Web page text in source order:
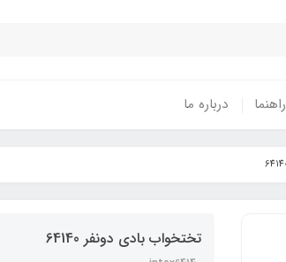
راهنما درباره ما
تختخواب بادی دونفر 64140